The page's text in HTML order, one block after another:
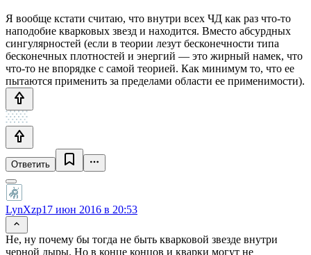
Я вообще кстати считаю, что внутри всех ЧД как раз что-то
наподобие кварковых звезд и находится. Вместо абсурдных
сингулярностей (если в теории лезут бесконечности типа
бесконечных плотностей и энергий — это жирный намек, что
что-то не впорядке с самой теорией. Как минимум то, что ее
пытаются применить за пределами области ее применимости).
Ответить
LynXzp17 июн 2016 в 20:53
Не, ну почему бы тогда не быть кварковой звезде внутри
черной дыры. Но в конце концов и кварки могут не